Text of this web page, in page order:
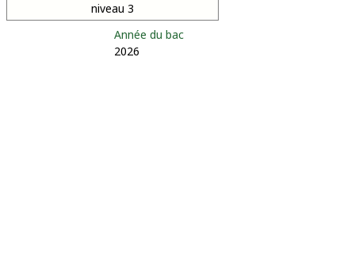
niveau 3
Année du bac
2026